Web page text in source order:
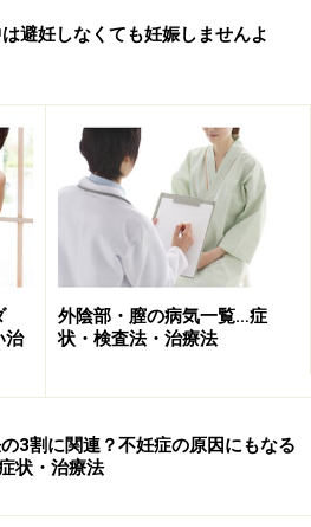
る、下痢・便秘、疲れやすい、
える、カラダがスムーズに動か
ある（鼻・目など） イライラ、
る、無気力、憂うつ、気分の変
変化、いつも通り仕事ができな
になる、人付合いが悪くなる……
「こんな症状なら、いくつか当
」と思う方もいるでしょう。実
の90％以上の人がこれらの症状
状・診断基準
避妊しなくても妊娠しませんよ
治
外陰部・膣の病気一覧…症
状・検査法・治療法
3割に関連？不妊症の原因にもなる
状・治療法